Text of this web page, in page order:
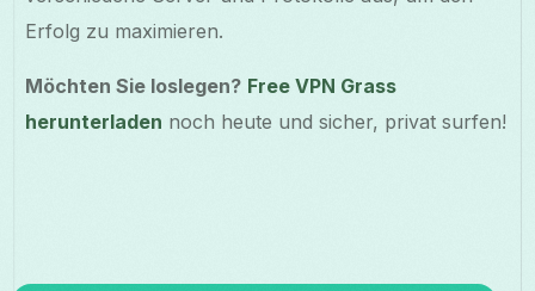
Erfolg zu maximieren.
Möchten Sie loslegen? Free VPN Grass
herunterladen noch heute und sicher, privat surfen!